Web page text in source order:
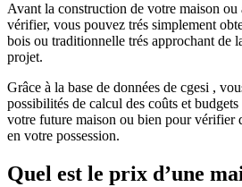
Avant la construction de votre maison ou
vérifier, vous pouvez trés simplement
bois ou traditionnelle trés approchant de
projet.
Grâce à la base de données de cgesi ,
possibilités de calcul des coûts et
votre future maison ou bien pour vérifier
en votre possession.
Quel est le prix d’une